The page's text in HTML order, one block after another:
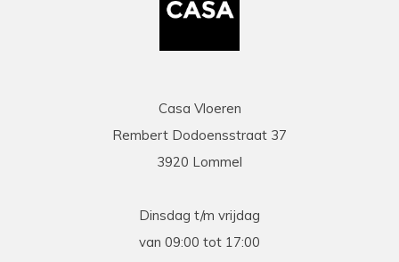
Casa Vloeren
Rembert Dodoensstraat 37
3920 Lommel
Dinsdag t/m vrijdag
van 09:00 tot 17:00